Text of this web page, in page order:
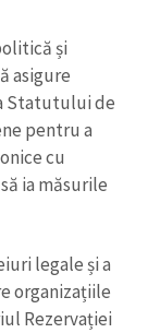
și
asigure
Statutului de
pentru a
cu
ia măsurile
legale și a
organizațiile
Rezervației